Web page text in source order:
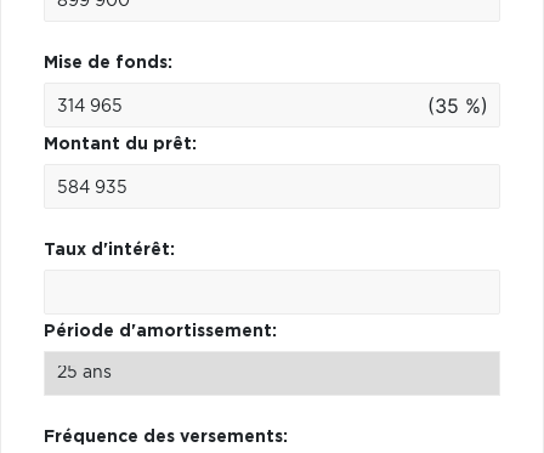
Mise de fonds:
(35 %)
Montant du prêt:
Taux d'intérêt:
Période d'amortissement:
Fréquence des versements: